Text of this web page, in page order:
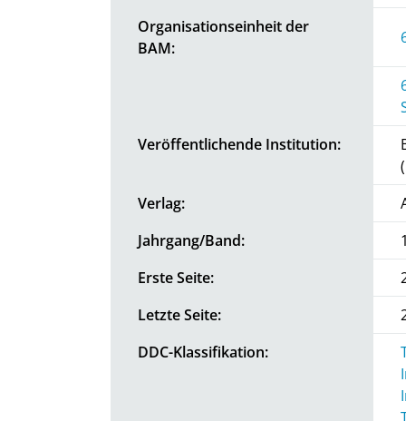
Organisationseinheit der
BAM:
Veröffentlichende Institution:
Verlag:
Jahrgang/Band:
Erste Seite:
Letzte Seite:
DDC-Klassifikation: